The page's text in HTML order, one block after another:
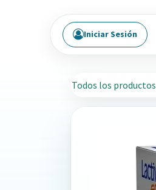
Iniciar Sesión
Todos los productos